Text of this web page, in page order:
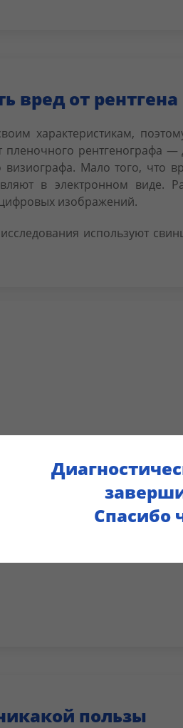
вред от рентгена
характеристикам,
пленочного рентгенографа
Мало того, что
в электронном виде.
изображений.
используют
пользы
Спасибо